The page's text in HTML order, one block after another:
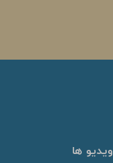
ویدیو ها